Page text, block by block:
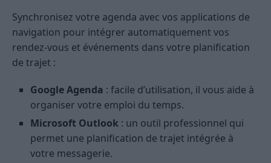
Synchronisez votre agenda avec vos applications de
navigation pour intégrer automatiquement vos
rendez-vous et événements dans votre planification
de trajet :
Google Agenda : facile d’utilisation, il vous aide à
organiser votre emploi du temps.
Microsoft Outlook : un outil professionnel qui
permet une planification de trajet intégrée à
votre messagerie.